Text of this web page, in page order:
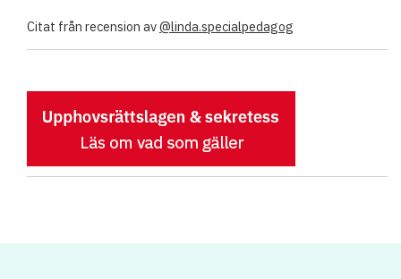
Citat från recension av@linda.specialpedagog